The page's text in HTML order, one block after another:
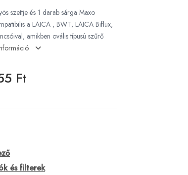
szettje és 1 darab sárga Maxo
a LAICA , BWT, LAICA Biflux,
amikben ovális típusú szűrő
Ft
és filterek